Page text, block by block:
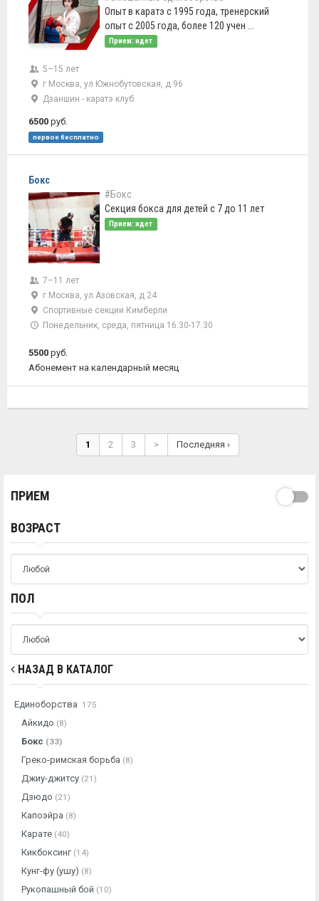
Опыт в каратэ с 1995 года, тренерский
опыт с 2005 года, более 120 учен ...
Прием: идет
5–15 лет
г Москва, ул Южнобутовская, д 96
Дзаншин - каратэ клуб
6500 руб.
первое бесплатно
Бокс
#Бокс
Секция бокса для детей с 7 до 11 лет
Прием: идет
7–11 лет
г Москва, ул Азовская, д 24
Спортивные секции Кимберли
Понедельник, среда, пятница 16.30-17.30
5500 руб.
Абонемент на календарный месяц
1 2 3 > Последняя ›
ПРИЕМ
ВОЗРАСТ
ПОЛ
НАЗАД В КАТАЛОГ
Единоборства 175
Айкидо (8)
Бокс (33)
Греко-римская борьба (8)
Джиу-джитсу (21)
Дзюдо (21)
Капоэйра (8)
Карате (40)
Кикбоксинг (14)
Кунг-фу (ушу) (8)
Рукопашный бой (10)